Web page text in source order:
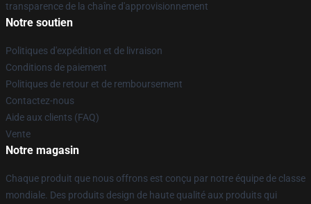
transparence de la chaîne d'approvisionnement
Notre soutien
Politiques d'expédition et de livraison
Conditions de paiement
Politiques de retour et de remboursement
Contactez-nous
Aide aux clients (FAQ)
Vente
Notre magasin
Chaque produit que nous offrons est conçu par notre équipe de classe
mondiale. Des produits design de haute qualité aux produits qui